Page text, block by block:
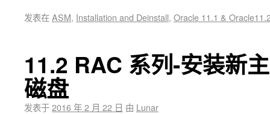
发表在ASM, Installation and Deinstall, Oracle 11.1 &
11.2 RAC 系列-安装新
磁盘
发表于2016 年 2 月 22 日 由 Lunar